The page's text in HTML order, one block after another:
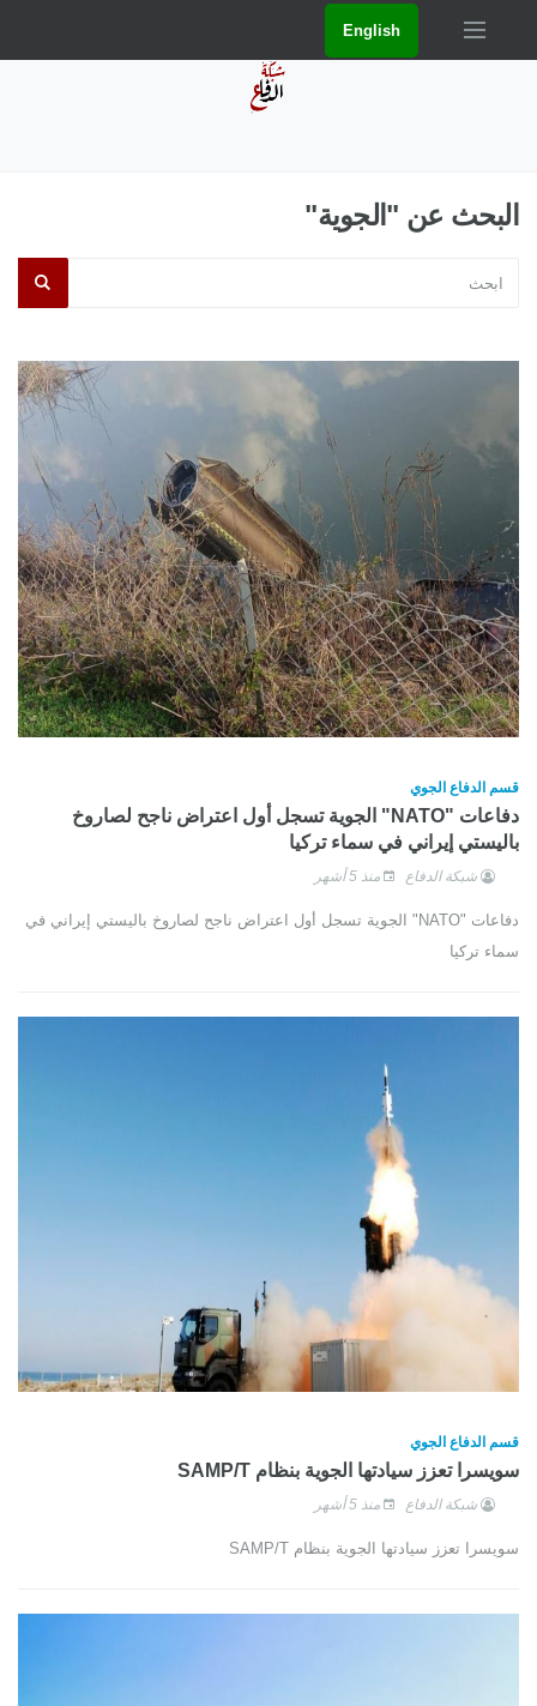
English
البحث عن "الجوية"
قسم الدفاع الجوي
دفاعات "NATO" الجوية تسجل أول اعتراض ناجح لصاروخ
باليستي إيراني في سماء تركيا
شبكة الدفاع منذ 5 أشهر
دفاعات "NATO" الجوية تسجل أول اعتراض ناجح لصاروخ باليستي إيراني في
سماء تركيا
قسم الدفاع الجوي
سويسرا تعزز سيادتها الجوية بنظام SAMP/T
شبكة الدفاع منذ 5 أشهر
سويسرا تعزز سيادتها الجوية بنظام SAMP/T